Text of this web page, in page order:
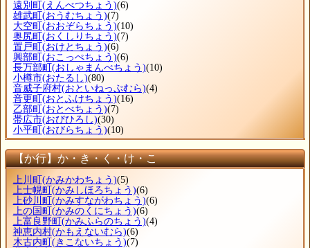
遠別町(えんべつちょう)(6)
雄武町(おうむちょう)(7)
大空町(おおぞらちょう)(10)
奥尻町(おくしりちょう)(7)
置戸町(おけとちょう)(6)
興部町(おこっぺちょう)(6)
長万部町(おしゃまんべちょう)(10)
小樽市(おたるし)(80)
音威子府村(おといねっぷむら)(4)
音更町(おとふけちょう)(16)
乙部町(おとべちょう)(7)
帯広市(おびひろし)(30)
小平町(おびらちょう)(10)
【か行】か・き・く・け・こ
上川町 (かみかわちょう)(5)
上士幌町 (かみしほろちょう)(6)
上砂川町 (かみすながわちょう)(6)
上の国町 (かみのくにちょう)(6)
上富良野町 (かみふらのちょう)(4)
神恵内村(かもえないむら)(6)
木古内町 (きこないちょう)(7)